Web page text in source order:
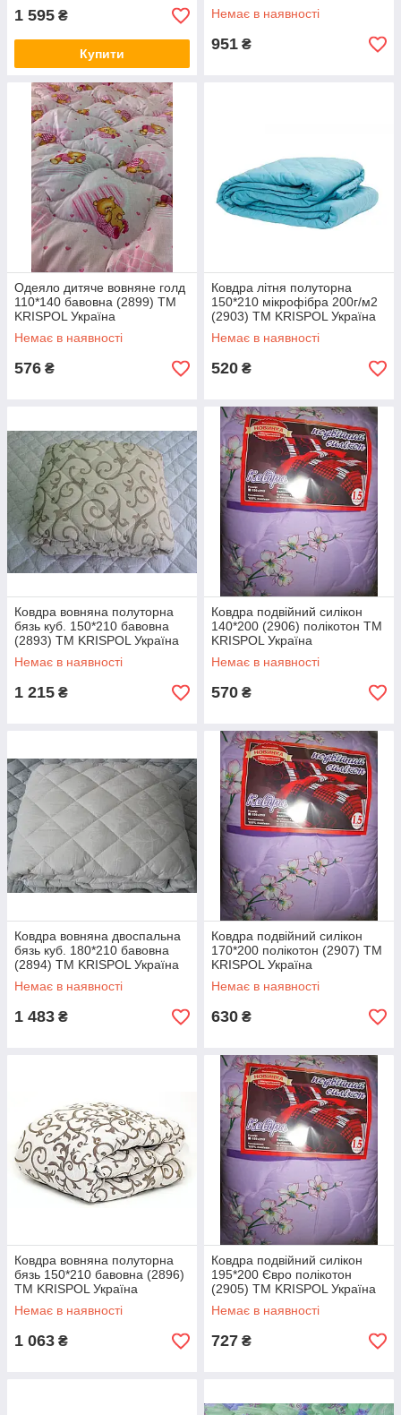
1 595 ₴
Купити
Немає в наявності
951 ₴
Одеяло дитяче вовняне голд
110*140 бавовна (2899) TM
KRISPOL Україна
Немає в наявності
576 ₴
Ковдра літня полуторна
150*210 мікрофібра 200г/м2
(2903) TM KRISPOL Україна
Немає в наявності
520 ₴
Ковдра вовняна полуторна
бязь куб. 150*210 бавовна
(2893) TM KRISPOL Україна
Немає в наявності
1 215 ₴
Ковдра подвійний силікон
140*200 (2906) полікотон TM
KRISPOL Україна
Немає в наявності
570 ₴
Ковдра вовняна двоспальна
бязь куб. 180*210 бавовна
(2894) TM KRISPOL Україна
Немає в наявності
1 483 ₴
Ковдра подвійний силікон
170*200 полікотон (2907) TM
KRISPOL Україна
Немає в наявності
630 ₴
Ковдра вовняна полуторна
бязь 150*210 бавовна (2896)
TM KRISPOL Україна
Немає в наявності
1 063 ₴
Ковдра подвійний силікон
195*200 Євро полікотон
(2905) TM KRISPOL Україна
Немає в наявності
727 ₴